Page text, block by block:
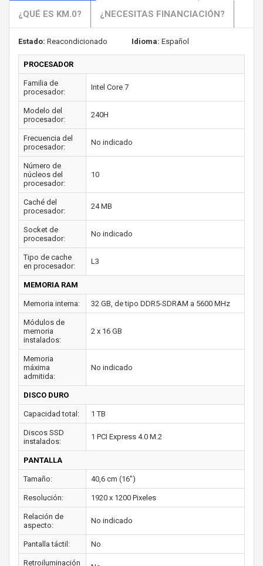
¿QUÉ ES KM.0? ¿NECESITAS FINANCIACIÓN?
Estado: Reacondicionado Idioma: Español
PROCESADOR
Familia de
procesador:
Intel Core 7
Modelo del
procesador:
240H
Frecuencia del
procesador:
No indicado
Número de
núcleos del
procesador:
10
Caché del
procesador:
24 MB
Socket de
procesador:
No indicado
Tipo de cache
en procesador:
L3
MEMORIA RAM
Memoria interna: 32 GB, de tipo DDR5-SDRAM a 5600 MHz
Módulos de
memoria
instalados:
2 x 16 GB
Memoria
máxima
admitida:
No indicado
DISCO DURO
Capacidad total: 1 TB
Discos SSD
instalados:
1 PCI Express 4.0 M.2
PANTALLA
Tamaño: 40,6 cm (16")
Resolución: 1920 x 1200 Pixeles
Relación de
aspecto:
No indicado
Pantalla táctil: No
Retroiluminación